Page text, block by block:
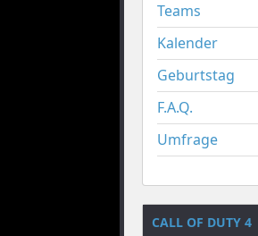
Teams
Kalender
Geburtstag
F.A.Q.
Umfrage
CALL OF DUTY 4